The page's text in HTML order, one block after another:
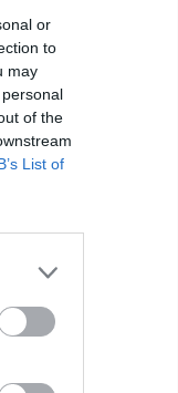
or
to
may
of the
List of
con